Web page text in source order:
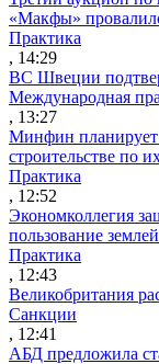
«Макфы»
Практика
, 14:29
ВС Швеции
Международная
, 13:27
Минфин планирует
строительстве по
Практика
, 12:52
Экономколлегия
пользование землей
Практика
, 12:43
Великобритания
Санкции
, 12:41
АБД предложила